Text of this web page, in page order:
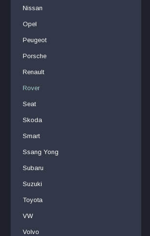
Nissan
Opel
Peugeot
Porsche
Renault
Rover
Seat
Skoda
Smart
Ssang Yong
Subaru
Suzuki
Toyota
VW
Volvo